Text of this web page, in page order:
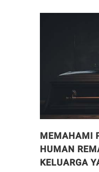
Human Remains
Jasa Pindahan
Legalitas
Rekan Perusahaan
Batik "Mega Mendung"
Panduan Identitas
Lowongan Pekerjaan
MEMAHAMI
HUMAN
KELUARGA